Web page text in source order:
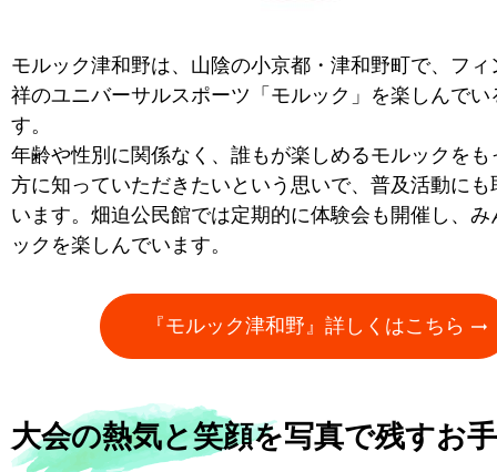
モルック津和野は、山陰の小京都・津和野町で、フィ
祥のユニバーサルスポーツ「モルック」を楽しんでい
す。
年齢や性別に関係なく、誰もが楽しめるモルックをも
方に知っていただきたいという思いで、普及活動にも
います。畑迫公民館では定期的に体験会も開催し、み
ックを楽しんでいます。
『モルック津和野』詳しくはこちら
大会の熱気と笑顔を写真で残すお